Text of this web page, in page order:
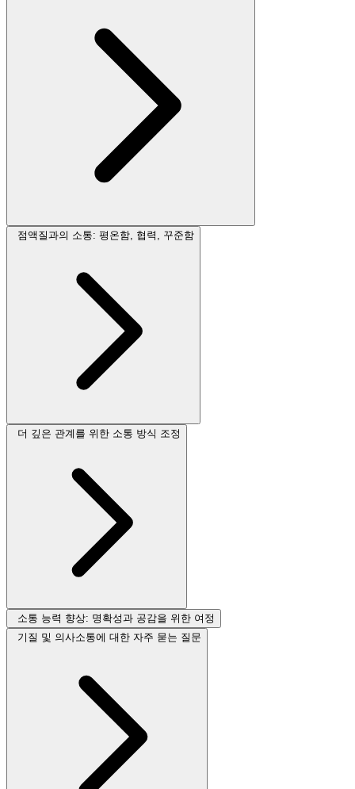
점액질과의 소통: 평온함, 협력, 꾸준함
더 깊은 관계를 위한 소통 방식 조정
소통 능력 향상: 명확성과 공감을 위한 여정
기질 및 의사소통에 대한 자주 묻는 질문